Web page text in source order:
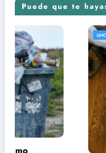
Puede que te
UNCATEGORIZED